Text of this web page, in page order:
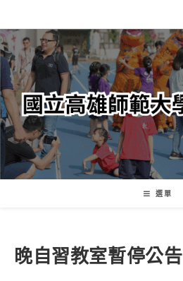
轉
至
主
內
容
選單
晚自習教室暫停公告